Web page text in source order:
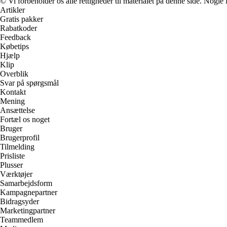
Artikler
Gratis pakker
Rabatkoder
Feedback
Købetips
Hjælp
Klip
Overblik
Svar på spørgsmål
Kontakt
Mening
Ansættelse
Fortæl os noget
Bruger
Brugerprofil
Tilmelding
Prisliste
Plusser
Værktøjer
Samarbejdsform
Kampagnepartner
Bidragsyder
Marketingpartner
Teammedlem